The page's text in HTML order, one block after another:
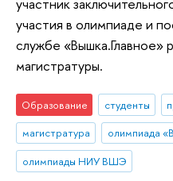
участник
участия в олимпиаде и
службе «Вышка.Главное»
магистратуры.
Образование студенты
магистратура
олимпиада
олимпиады НИУ ВШЭ